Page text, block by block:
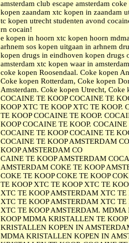
amsterdam club escape amsterdam
kopen zaandam xtc kopen in zaandam
tc kopen utrecht studenten avond
rn cocain!
e kopen in hoorn xtc kopen hoorn
arhnem sos kopen uitgaan in arhnem
kopen drugs in eindhoven kopen drugs
amsterdam xtc kopen waar in
coke kopen Roosendaal. Coke kopen
Coke kopen Rotterdam, Coke kopen
Amsterdam. Coke kopen Utrecht,
COCAINE TE KOOP COCAINE TE
KOOP XTC TE KOOP XTC TE KOOP.
TE KOOP COCAINE TE KOOP.
KOOP COCAINE TE KOOP.
COCAINE TE KOOP COCAINE TE
COCAINE TE KOOP AMSTERDAM
KOOP AMSTERDAM CO
CAINE TE KOOP AMSTERDAM
AMSTERDAM COKE TE KOOP
COKE TE KOOP COKE TE KOOP
TE KOOP XTC TE KOOP XTC TE
XTC TE KOOP AMSTERDAM XTC
XTC TE KOOP AMSTERDAM XTC
XTC TE KOOP AMSTERDAM.
KOOP MDMA KRISTALLEN TE
KRISTALLEN KOPEN IN
MDMA KRISTALLEN KOPEN IN